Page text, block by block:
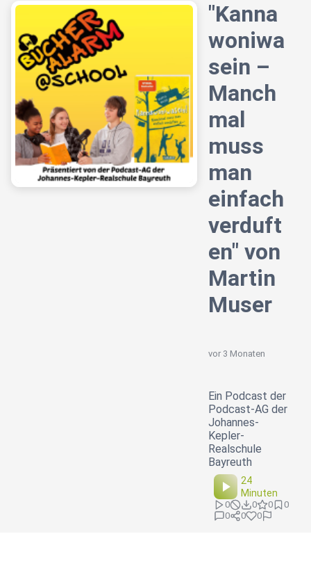
"Kanna
woniwa
sein –
Manch
mal
muss
man
einfach
verduft
en" von
Martin
Muser
vor 3 Monaten
Ein Podcast der
Podcast-AG der
Johannes-
Kepler-
Realschule
Bayreuth
24
Minuten
0 0 0
0
0
0 0